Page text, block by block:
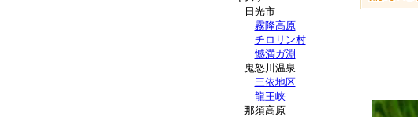
日光市
霧降高原
チロリン村
憾満ガ淵
鬼怒川温泉
三依地区
龍王峡
那須高原